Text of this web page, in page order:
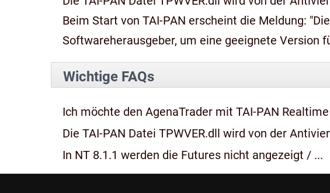
Beim Start von TAI-PAN erscheint die Meldung: "Diese App kann auf dem PC nicht
Softwareherausgeber, um eine geeignete Version
Wichtige FAQs
Ich möchte den AgenaTrader mit TAI-PAN
Die TAI-PAN Datei TPWVER.dll wird von der
In NT 8.1.1 werden die Futures nicht angezeigt / ...